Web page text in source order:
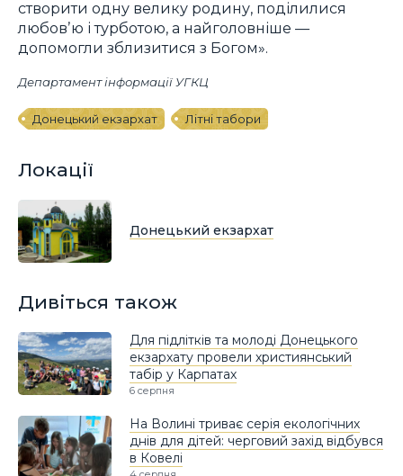
створити одну велику родину, поділилися
любовʼю і турботою, а найголовніше —
допомогли зблизитися з Богом».
Департамент інформації УГКЦ
Донецький екзархат Літні табори
Локації
Донецький екзархат
Дивіться також
Для підлітків та молоді Донецького
екзархату провели християнський
табір у Карпатах
6 серпня
На Волині триває серія екологічних
днів для дітей: черговий захід відбувся
в Ковелі